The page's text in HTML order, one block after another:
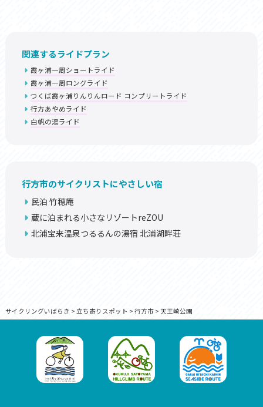
関連するライドプラン
霞ヶ浦一周ショートライド
霞ヶ浦一周ロングライド
つくば霞ヶ浦りんりんロード コンプリートライド
行方あやめライド
白帆の湯ライド
行方市のサイクリストにやさしい宿
民泊 竹穂庵
蔵に泊まれる小さなリゾートreZOU
北浦宝来温泉つるるんの湯宿 北浦湖畔荘
サイクリングいばらき > 立ち寄りスポット > 行方市> 天王崎公園